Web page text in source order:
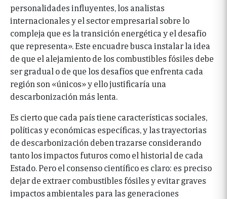
personalidades influyentes, los analistas
internacionales y el sector empresarial sobre lo
compleja que es la transición energética y el desafío
que representa». Este encuadre busca instalar la idea
de que el alejamiento de los combustibles fósiles debe
ser gradual o de que los desafíos que enfrenta cada
región son «únicos» y ello justificaría una
descarbonización más lenta.
Es cierto que cada país tiene características sociales,
políticas y económicas específicas, y las trayectorias
de descarbonización deben trazarse considerando
tanto los impactos futuros como el historial de cada
Estado. Pero el consenso científico es claro: es preciso
dejar de extraer combustibles fósiles y evitar graves
impactos ambientales para las generaciones